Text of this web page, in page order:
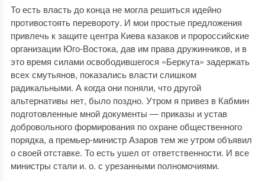
То есть власть до конца не могла решиться идейно
противостоять перевороту. И мои простые предложения
привлечь к защите центра Киева казаков и пророссийские
организации Юго-Востока, дав им права дружинников, и в
это время силами освободившегося «Беркута» задержать
всех смутьянов, показались власти слишком
радикальными. А когда они поняли, что другой
альтернативы нет, было поздно. Утром я привез в Кабмин
подготовленные мной документы — приказы и устав
добровольного формирования по охране общественного
порядка, а премьер-министр Азаров тем же утром объявил
о своей отставке. То есть ушел от ответственности. И все
министры стали и. о. с урезанными полномочиями.